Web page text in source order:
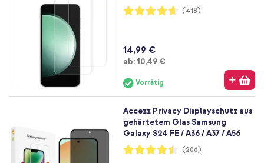
Bewertung:
93%
(418)
14,99 €
ab: Ab
10,49 €
Vorrätig
Accezz Privacy Displayschutz aus
gehärtetem Glas Samsung
Galaxy S24 FE / A36 / A37 / A56
Bewertung:
89%
(206)